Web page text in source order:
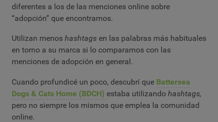
diferentes a los de las menciones online sobre
“adopción” que encontramos.
Utilizan menos hashtags en las palabras más habituales
en torno a su marca si lo comparamos con las
menciones de adopción en general.
Cuando profundicé un poco, descubrí que Battersea
Dogs & Cats Home (BDCH) estaba utilizando hashtags,
pero no siempre los mismos que emplea la comunidad
online.